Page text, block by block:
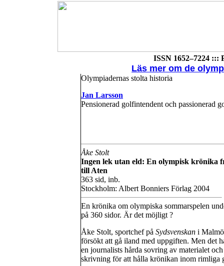
ISSN 1652–7224 :::
Läs mer om de
Olympiadernas stolta historia
Jan Larsson
Pensionerad golfintendent och passionerad
Åke Stolt
Ingen lek utan eld: En olympisk krönika
till Aten
363 sid, inb.
Stockholm: Albert Bonniers Förlag 2004
En krönika om olympiska sommarspelen
på 360 sidor. Är det möjligt ?
Åke Stolt, sportchef på Sydsvenskan i
försökt att gå iland med uppgiften. Men det
en journalists hårda sovring av materialet
skrivning för att hålla krönikan inom rimliga